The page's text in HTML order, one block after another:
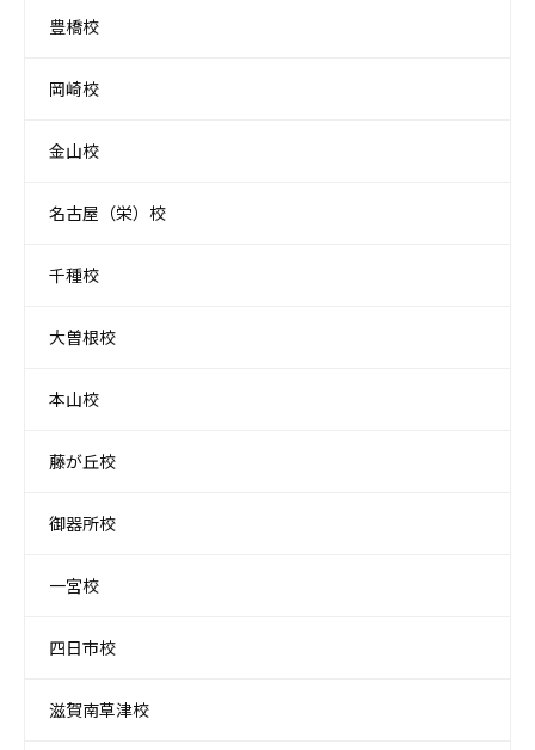
豊橋校
岡崎校
金山校
名古屋（栄）校
千種校
大曽根校
本山校
藤が丘校
御器所校
一宮校
四日市校
滋賀南草津校